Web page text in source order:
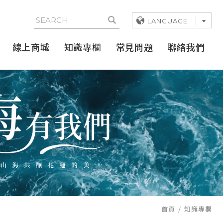
LANGUAGE
線上商城 知識專欄 常見問題 聯絡我們
首頁 知識專欄